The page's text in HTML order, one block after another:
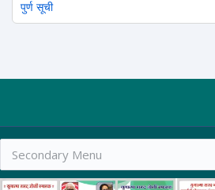
पुर्ण सूची